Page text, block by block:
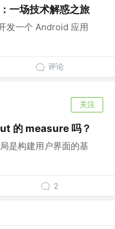
一场技术解惑之旅
发一个 Android 应用
评论
关注
的 measure 吗？
是构建用户界面的基
2